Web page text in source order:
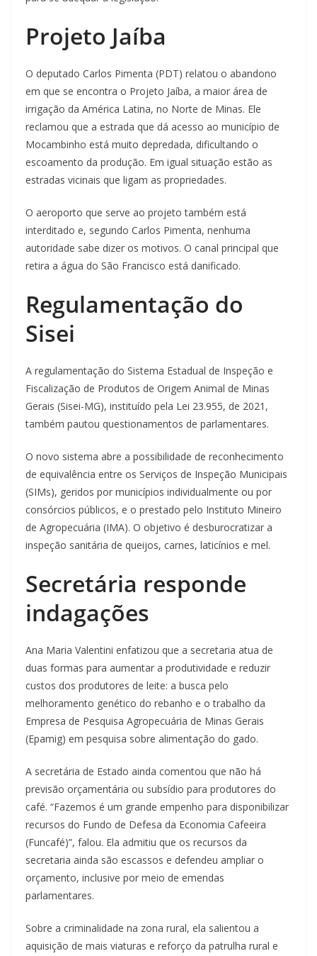
Projeto Jaíba
O deputado Carlos Pimenta (PDT) relatou o abandono
em que se encontra o Projeto Jaíba, a maior área de
irrigação da América Latina, no Norte de Minas. Ele
reclamou que a estrada que dá acesso ao município de
Mocambinho está muito depredada, dificultando o
escoamento da produção. Em igual situação estão as
estradas vicinais que ligam as propriedades.
O aeroporto que serve ao projeto também está
interditado e, segundo Carlos Pimenta, nenhuma
autoridade sabe dizer os motivos. O canal principal que
retira a água do São Francisco está danificado.
Regulamentação do
Sisei
A regulamentação do Sistema Estadual de Inspeção e
Fiscalização de Produtos de Origem Animal de Minas
Gerais (Sisei-MG), instituído pela Lei 23.955, de 2021,
também pautou questionamentos de parlamentares.
O novo sistema abre a possibilidade de reconhecimento
de equivalência entre os Serviços de Inspeção Municipais
(SIMs), geridos por municípios individualmente ou por
consórcios públicos, e o prestado pelo Instituto Mineiro
de Agropecuária (IMA). O objetivo é desburocratizar a
inspeção sanitária de queijos, carnes, laticínios e mel.
Secretária responde
indagações
Ana Maria Valentini enfatizou que a secretaria atua de
duas formas para aumentar a produtividade e reduzir
custos dos produtores de leite: a busca pelo
melhoramento genético do rebanho e o trabalho da
Empresa de Pesquisa Agropecuária de Minas Gerais
(Epamig) em pesquisa sobre alimentação do gado.
A secretária de Estado ainda comentou que não há
previsão orçamentária ou subsídio para produtores do
café. “Fazemos é um grande empenho para disponibilizar
recursos do Fundo de Defesa da Economia Cafeeira
(Funcafé)”, falou. Ela admitiu que os recursos da
secretaria ainda são escassos e defendeu ampliar o
orçamento, inclusive por meio de emendas
parlamentares.
Sobre a criminalidade na zona rural, ela salientou a
aquisição de mais viaturas e reforço da patrulha rural e